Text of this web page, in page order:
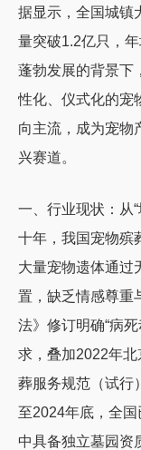
据显示，全国城镇
量突破1.2亿只，
蓬勃发展的背景
性化、仪式化的
向主流，成为宠物
兴赛道。
一、行业现状：从
十年，我国宠物殡
大量宠物遗体通过
置，缺乏情感尊重
法》修订明确“病
求，叠加2022年
葬服务规范（试行
至2024年底，全
中具备独立墓园资